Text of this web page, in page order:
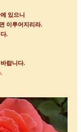
있으니
이루어지리라.
.
랍니다.
.